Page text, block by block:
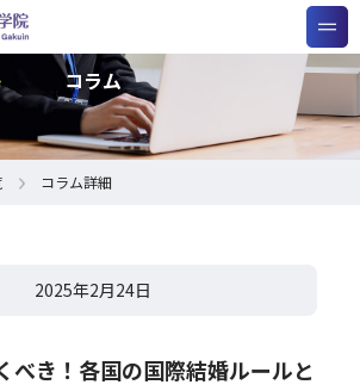
コラム
コラム詳細
2025年2月24日
べき！各国の国際結婚ルールと